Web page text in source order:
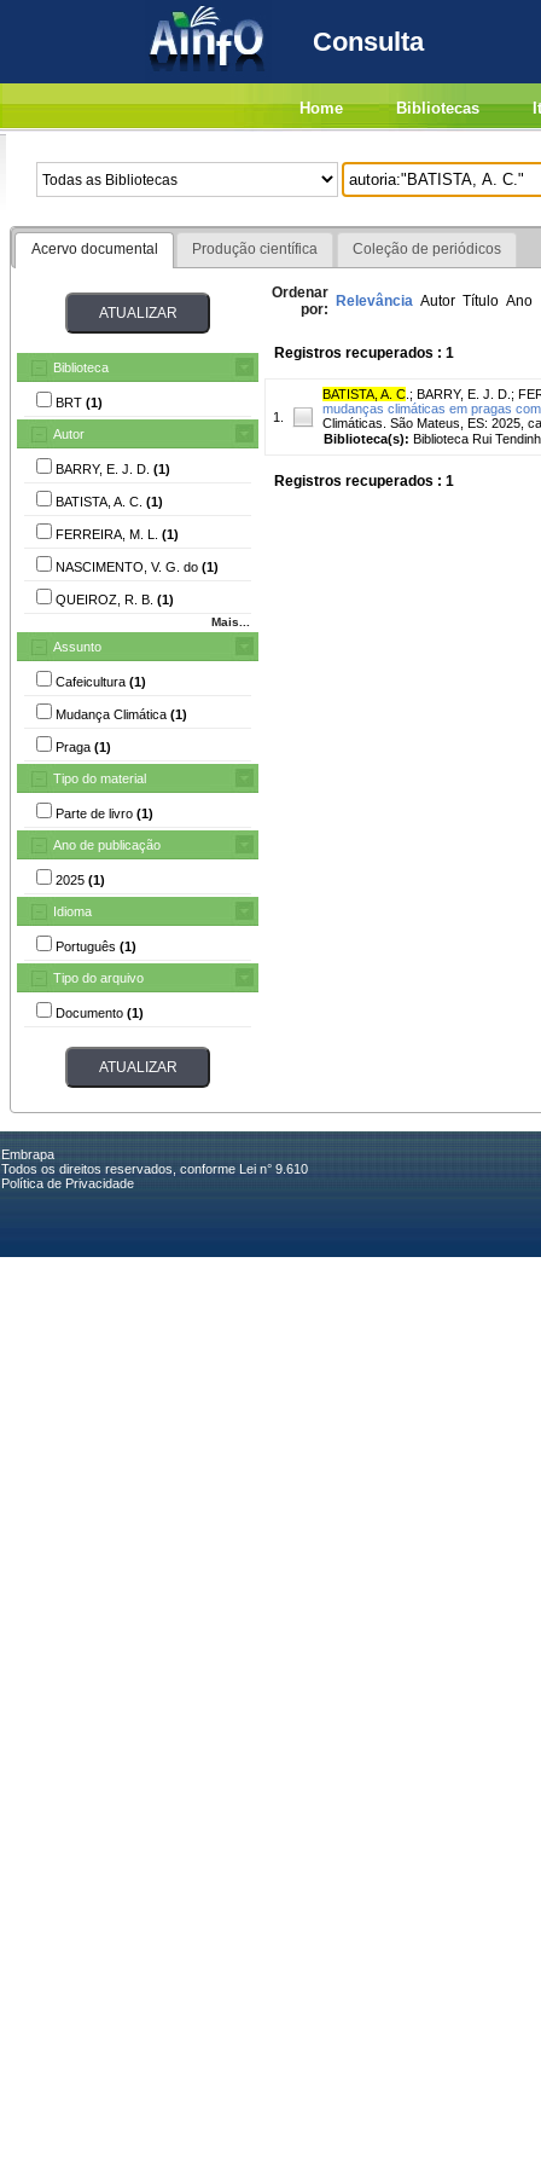
Consulta
Home Bibliotecas
Acervo documental Produção científica Coleção de periódicos
Biblioteca
BRT (1)
Autor
BARRY, E. J. D. (1)
BATISTA, A. C. (1)
FERREIRA, M. L. (1)
NASCIMENTO, V. G. do (1)
QUEIROZ, R. B. (1)
Mais...
Assunto
Cafeicultura (1)
Mudança Climática (1)
Praga (1)
Tipo do material
Parte de livro (1)
Ano de publicação
2025 (1)
Idioma
Português (1)
Tipo do arquivo
Documento (1)
Ordenar
por: Relevância Autor Título Ano
Registros recuperados : 1
1.
BATISTA, A. C ; BARRY, E. J. D. ;
mudanças climáticas em pragas
Climáticas. São Mateus, ES: 2025,
Biblioteca(s): Biblioteca Rui
Registros recuperados : 1
Embrapa
Todos os direitos reservados, conforme Lei n° 9.610
Política de Privacidade